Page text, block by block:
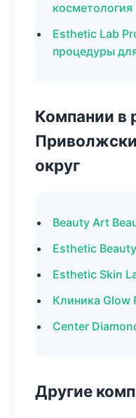
косметология
Esthetic Lab
процедуры
Компании в
округ
Beauty Art
Esthetic
Esthetic Skin
Клиника Glow
Center
Другие